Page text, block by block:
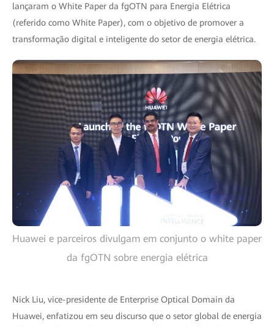
lançaram o White Paper da fgOTN para Energia Elétrica
(referido como White Paper), com o objetivo de promover a
transformação digital e inteligente do setor de energia elétrica.
Huawei e parceiros divulgam em conjunto o white paper
da fgOTN sobre energia elétrica
Nick Liu, vice-presidente de Enterprise Optical Domain da
Huawei, enfatizou em seu discurso que o setor global de energia